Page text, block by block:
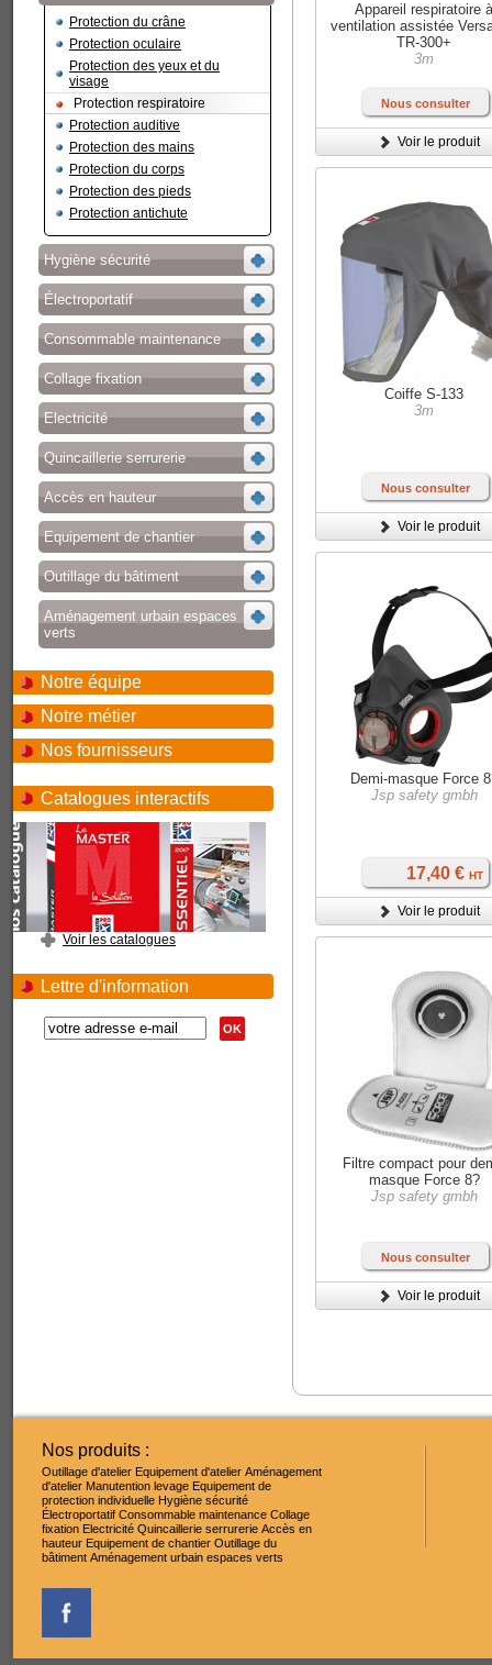
Protection du crâne
Protection oculaire
Protection des yeux et du
visage
Protection respiratoire
Protection auditive
Protection des mains
Protection du corps
Protection des pieds
Protection antichute
Hygiène sécurité
Électroportatif
Consommable maintenance
Collage fixation
Electricité
Quincaillerie serrurerie
Accès en hauteur
Equipement de chantier
Outillage du bâtiment
Aménagement urbain espaces
verts
Notre équipe
Notre métier
Nos fournisseurs
Catalogues interactifs
Voir les catalogues
Lettre d'information
OK
Appareil respiratoire
ventilation assistée
TR-300+
3m
Nous consulter
Voir le produit
Coiffe S-133
3m
Nous consulter
Voir le produit
Demi-masque Force
Jsp safety gmbh
17,40 € HT
Voir le produit
Filtre compact pour
masque Force 8?
Jsp safety gmbh
Nous consulter
Voir le produit
Nos produits :
Outillage d'atelier Equipement d'atelier Aménagement
d'atelier Manutention levage Equipement de
protection individuelle Hygiène sécurité
Électroportatif Consommable maintenance Collage
fixation Electricité Quincaillerie serrurerie Accès en
hauteur Equipement de chantier Outillage du
bâtiment Aménagement urbain espaces verts